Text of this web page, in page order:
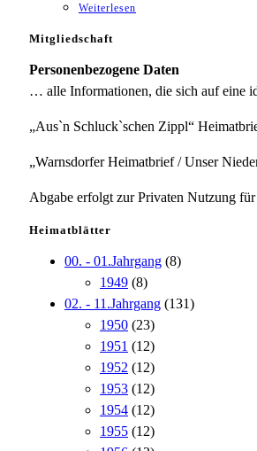
Weiterlesen
Mitgliedschaft
Personenbezogene Daten
… alle Informationen, die sich auf eine
„Aus`n Schluck`schen Zippl“
„Warnsdorfer Heimatbrief / Unser
Abgabe erfolgt zur Privaten Nutzung
Heimatblätter
00. - 01.Jahrgang (8)
1949 (8)
02. - 11.Jahrgang (131)
1950 (23)
1951 (12)
1952 (12)
1953 (12)
1954 (12)
1955 (12)